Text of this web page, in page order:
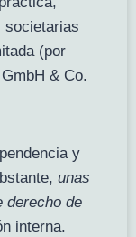
societarias
(por
& Co.
y
unas
derecho de
interna.